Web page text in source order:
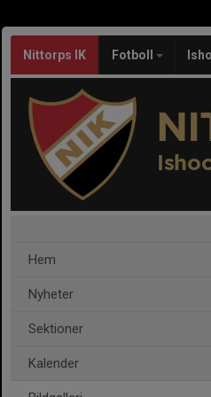
Nittorps IK Fotboll
Hem
Nyheter
Sektioner
Kalender